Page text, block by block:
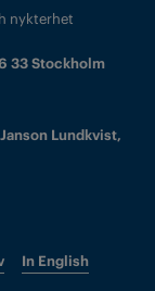
nykterhet
33 Stockholm
Lundkvist,
In English